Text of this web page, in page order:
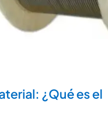
¿Qué es el